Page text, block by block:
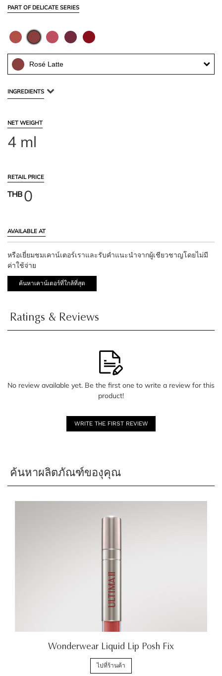
PART OF DELICATE SERIES
Rosé Latte
INGREDIENTS
NET WEIGHT
4 ml
RETAIL PRICE
THB0
AVAILABLE AT
หรือเยี่ยมชมเคาน์เตอร์เราและรับคำแนะนำจากผู้เชียวชาญโดยไม่มี
ค่าใช้จ่าย
ค้นหาเคาน์เตอร์ที่ใกล้ที่สุด
Ratings & Reviews
No review available yet. Be the first one to write a review for this
product!
WRITE THE FIRST REVIEW
ค้นหาผลิตภัณฑ์ของุคุณ
Wonderwear Liquid Lip Posh Fix
ไปที่ร้านค้า